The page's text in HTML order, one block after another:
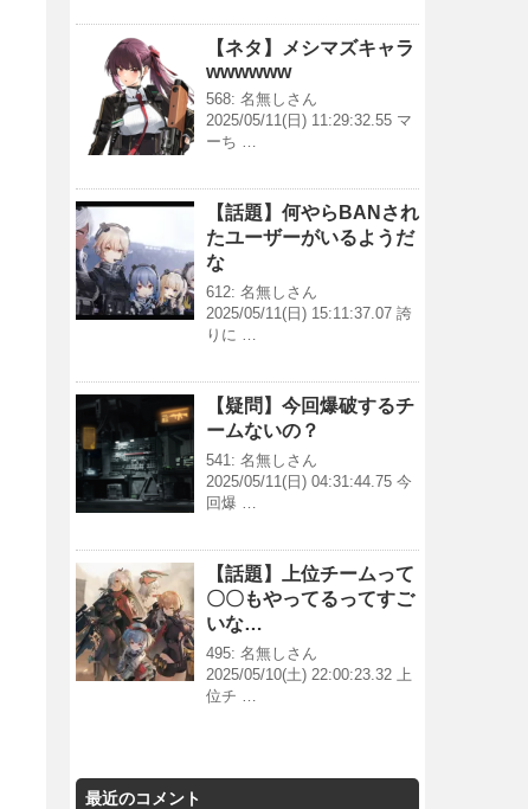
【ネタ】メシマズキャラ
wwwwww
568: 名無しさん
2025/05/11(日) 11:29:32.55 マ
ーち …
【話題】何やらBANされ
たユーザーがいるようだ
な
612: 名無しさん
2025/05/11(日) 15:11:37.07 誇
りに …
【疑問】今回爆破するチ
ームないの？
541: 名無しさん
2025/05/11(日) 04:31:44.75 今
回爆 …
【話題】上位チームって
〇〇もやってるってすご
いな…
495: 名無しさん
2025/05/10(土) 22:00:23.32 上
位チ …
最近のコメント